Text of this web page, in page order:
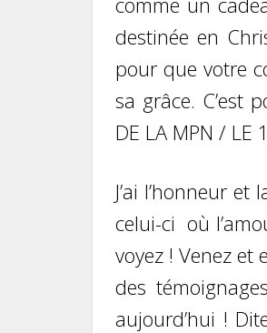
destinée en
pour que votre
sa grâce. C’est
DE LA MPN / LE
J’ai l’honneur
celui-ci où
voyez ! Venez
des
aujourd’hui !